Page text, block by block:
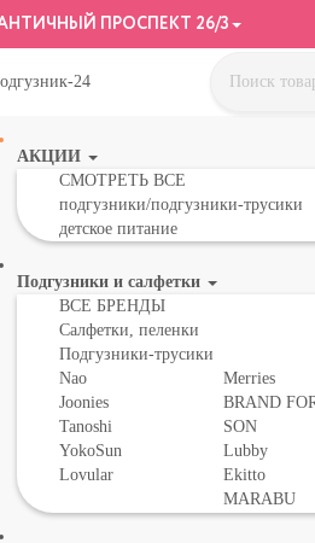
ПРОСПЕКТ 26/3
АКЦИИ
СМОТРЕТЬ ВСЕ
подгузники/подгузники-трусики
детское питание
Подгузники и салфетки
ВСЕ БРЕНДЫ
Салфетки, пеленки
Подгузники-трусики
Nao
Joonies
Tanoshi
YokoSun
Lovular
Merries
BRAND
SON
Lubby
Ekitto
MARABU